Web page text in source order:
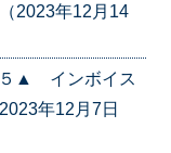
2023年12月14
５▲ インボイス
年12月7日